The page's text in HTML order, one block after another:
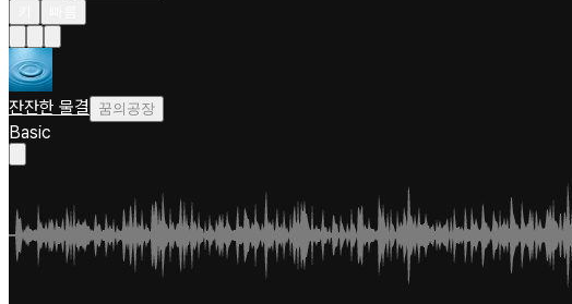
잔잔한 물결 꿈의공장
Basic